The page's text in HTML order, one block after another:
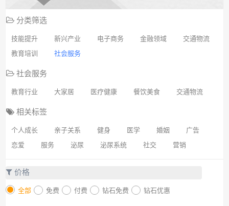
分类筛选
技能提升 新兴产业 电子商务 金融领域 交通物流
教育培训 社会服务
社会服务
教育行业 大家居 医疗健康 餐饮美食 交通物流
相关标签
个人成长 亲子关系 健身 医学 婚姻 广告
恋爱 服务 泌尿 泌尿系统 社交 营销
价格
全部 免费 付费 钻石免费 钻石优惠